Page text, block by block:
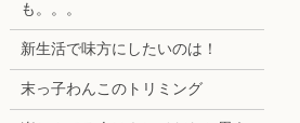
も。。。
新生活で味方にしたいのは！
末っ子わんこのトリミング